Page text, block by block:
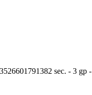
sec. - 3 gp -